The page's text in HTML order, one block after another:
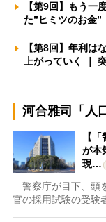
【第9回】もう
た”ヒミツのお金
【第8回】年利
上がっていく ｜
河合雅司「人
【
が本
現…
警察庁が目下、頭
官の採用試験の受験